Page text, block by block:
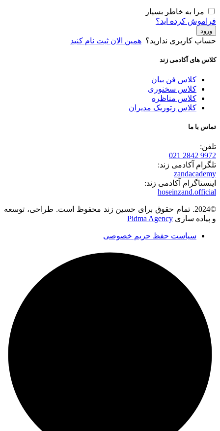
مرا به خاطر بسپار
فراموش کرده اید؟
ورود
حساب کاربری ندارید؟ همین الان ثبت نام کنید
کلاس های آکادمی زند
کلاس فن بیان
کلاس سخنوری
کلاس مناظره
کلاس رتوریک مدیران
تماس با ما
تلفن:
9972 2842 021
تلگرام آکادمی زند:
zandacademy
اینستاگرام آکادمی زند:
hoseinzand.official
©2024. تمام حقوق برای حسین زند محفوظ است. طراحی، توسعه
و پیاده سازی Pidma Agency
سیاست حفظ حریم خصوصی